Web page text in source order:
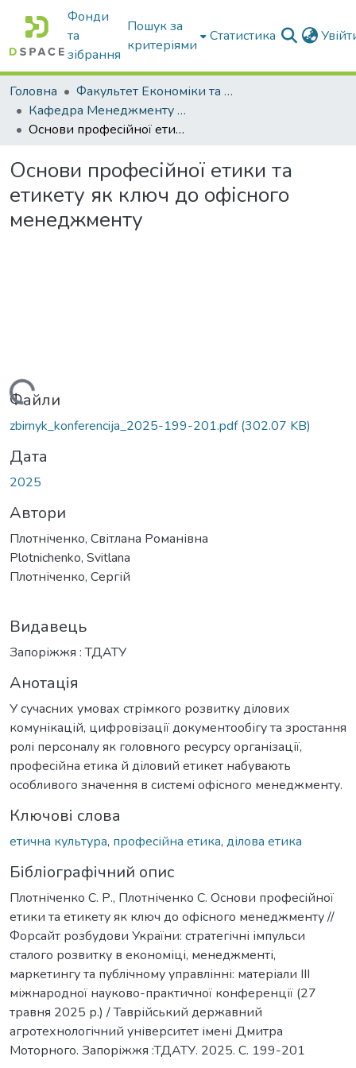
Фонди
та
зібрання
Пошук за
критеріями
Статистика
Головна
Факультет Економіки та бізнесу
Кафедра Менеджменту та публічного адміністрування
Основи професійної етики та етикету як ключ до офісного менеджменту
Основи професійної етики та
етикету як ключ до офісного
менеджменту
Вантажиться...
Файли
zbirnyk_konferencija_2025-199-201.pdf(302.07 KB)
Дата
2025
Автори
Плотніченко, Світлана Романівна
Plotnichenko, Svitlana
Плотніченко, Сергій
Видавець
Запоріжжя : ТДАТУ
Анотація
У сучасних умовах стрімкого розвитку ділових
комунікацій, цифровізації документообігу та зростання
ролі персоналу як головного ресурсу організації,
професійна етика й діловий етикет набувають
особливого значення в системі офісного менеджменту.
Ключові слова
етична культура, професійна етика, ділова етика
Бібліографічний опис
Плотніченко С. Р., Плотніченко С. Основи професійної
етики та етикету як ключ до офісного менеджменту //
Форсайт розбудови України: стратегічні імпульси
сталого розвитку в економіці, менеджменті,
маркетингу та публічному управлінні: матеріали ІІІ
міжнародної науково-практичної конференції (27
травня 2025 р.) / Таврійський державний
агротехнологічний університет імені Дмитра
Моторного. Запоріжжя :ТДАТУ. 2025. С. 199-201